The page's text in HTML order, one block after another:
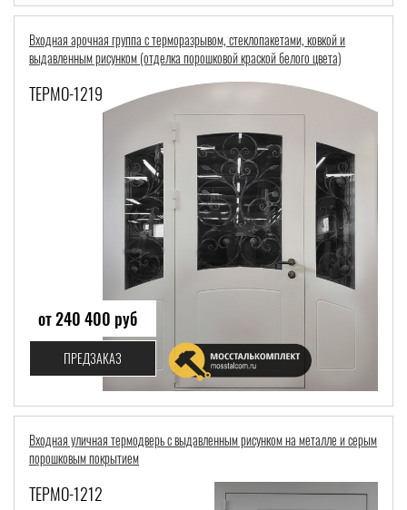
Входная арочная группа с терморазрывом, стеклопакетами, ковкой и
выдавленным рисунком (отделка порошковой краской белого цвета)
ТЕРМО-1219
от 240 400 руб
ПРЕДЗАКАЗ
Входная уличная термодверь с выдавленным рисунком на металле и серым
порошковым покрытием
ТЕРМО-1212